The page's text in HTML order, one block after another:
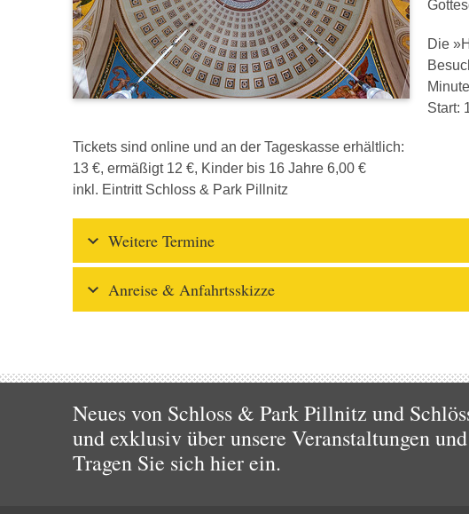
Die
Start:
Tickets sind online und an der Tageskasse erhältlich:
13 €, ermäßigt 12 €, Kinder bis 16 Jahre 6,00 €
inkl. Eintritt Schloss & Park Pillnitz
Weitere Termine
Anreise & Anfahrtsskizze
Neues von Schloss & Park Pillnitz und
und exklusiv über unsere Veranstaltungen
Tragen Sie sich hier ein.